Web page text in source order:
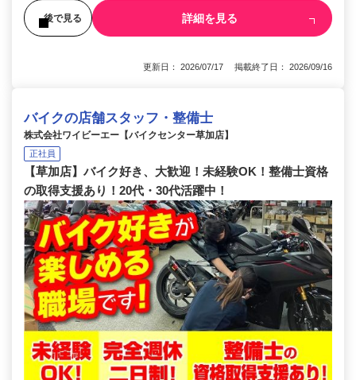
後で見る 詳細を見る
更新日： 2026/07/17 掲載終了日： 2026/09/16
バイクの店舗スタッフ・整備士
株式会社ワイビーエー【バイクセンター草加店】
正社員
【草加店】バイク好き、大歓迎！未経験OK！整備士資格
の取得支援あり！20代・30代活躍中！